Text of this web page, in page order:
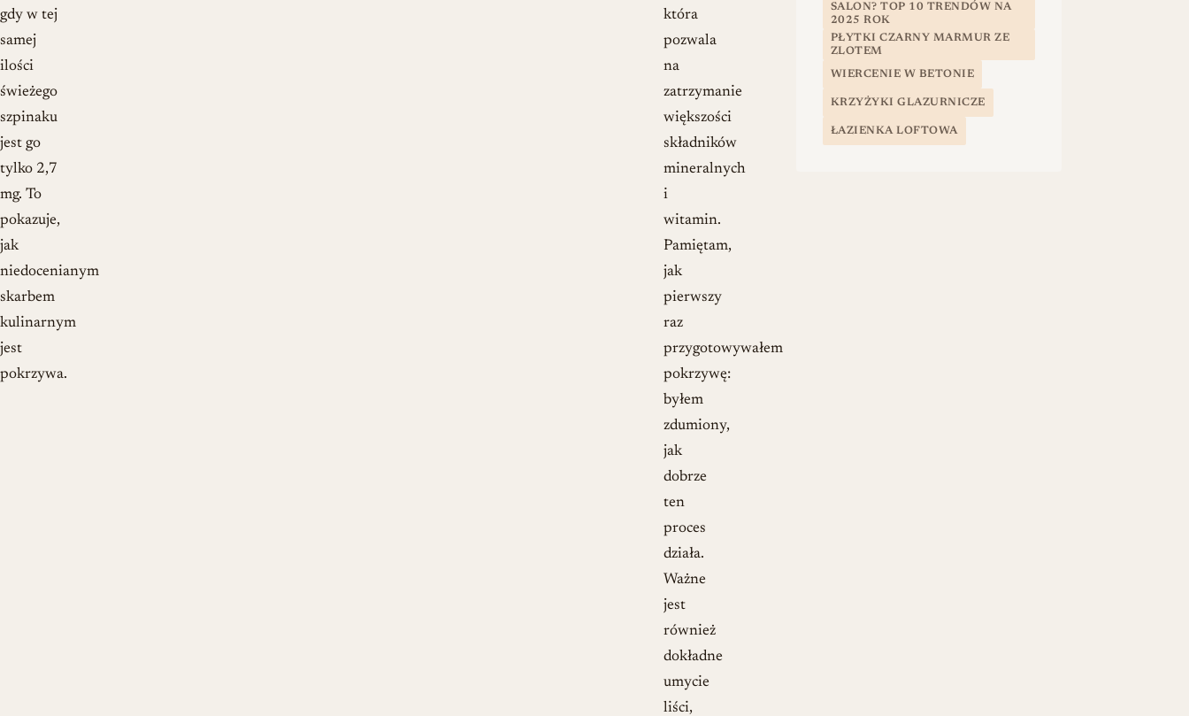
gdy w tej
samej
ilości
świeżego
szpinaku
jest go
tylko 2,7
mg. To
pokazuje,
jak
niedocenianym
skarbem
kulinarnym
jest
pokrzywa.
która
pozwala
na
zatrzymanie
większości
składników
mineralnych
i
witamin.
Pamiętam,
jak
pierwszy
raz
przygotowywałem
pokrzywę:
byłem
zdumiony,
jak
dobrze
ten
proces
działa.
Ważne
jest
również
dokładne
umycie
liści,
SALON? TOP 10 TRENDÓW NA
2025 ROK
PŁYTKI CZARNY MARMUR ZE
ZLOTEM
WIERCENIE W BETONIE
KRZYŻYKI GLAZURNICZE
ŁAZIENKA LOFTOWA